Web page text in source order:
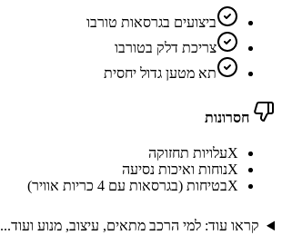
ביצועים בגרסאות טורבו
צריכת דלק בטורבו
תא מטען גדול יחסית
חסרונות
Xעלויות תחזוקה
Xנוחות ואיכות נסיעה
Xבטיחות (בגרסאות עם 4 כריות אוויר)
קראו עוד: למי הרכב מתאים, עיצוב, מנוע ועוד...